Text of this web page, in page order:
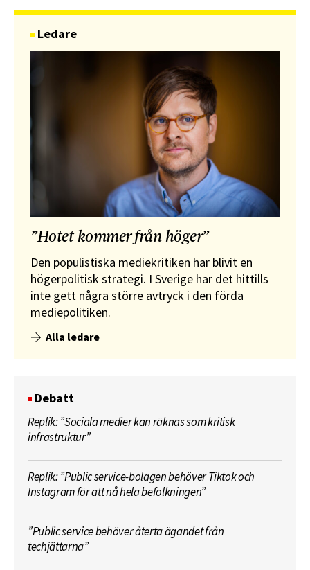
Ledare
”Hotet kommer från höger”
Den populistiska mediekritiken har blivit en
högerpolitisk strategi. I Sverige har det hittills
inte gett några större avtryck i den förda
mediepolitiken.
Alla ledare
Debatt
Replik: ”Sociala medier kan räknas som kritisk
infrastruktur”
Replik: ”Public service-bolagen behöver Tiktok och
Instagram för att nå hela befolkningen”
”Public service behöver återta ägandet från
techjättarna”